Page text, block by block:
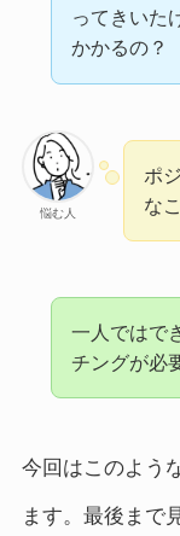
ってきいた
かかるの？
悩む人
ポ
な
一人ではで
チングが必
今回はこのよう
ます。最後まで